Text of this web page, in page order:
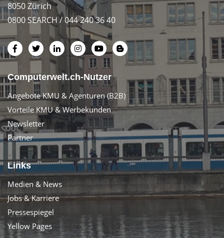
8050 Zürich
0800 SEARCH / 044 240 36 40
Computerwelt.ch-Nutzer
Angebote KMU & Agenturen (B2B)
Vorteile KMU & Werbekunden
Newsletter
Partner
Links
Medien & News
Jobs & Karriere
Pressespiegel
Yellow Pages